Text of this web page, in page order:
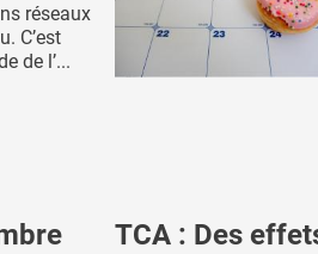
réseaux
C’est
de l’...
TCA : Des